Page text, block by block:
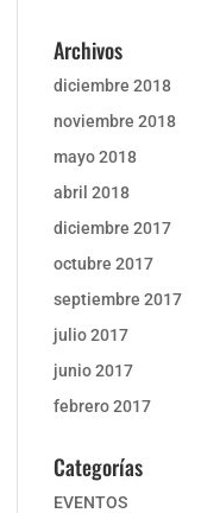
Archivos
diciembre 2018
noviembre 2018
mayo 2018
abril 2018
diciembre 2017
octubre 2017
septiembre 2017
julio 2017
junio 2017
febrero 2017
Categorías
EVENTOS